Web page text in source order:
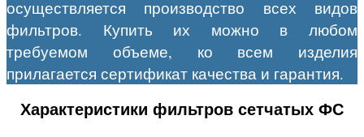
осуществляется производство всех видов
фильтров. Купить их можно в любом
требуемом объеме, ко всем изделия
прилагается сертификат качества и гарантия.
Характеристики фильтров сетчатых ФС